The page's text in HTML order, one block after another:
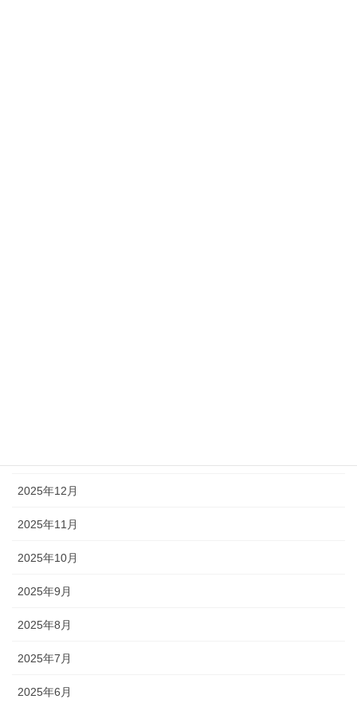
2025年12月
2025年11月
2025年10月
2025年9月
2025年8月
2025年7月
2025年6月